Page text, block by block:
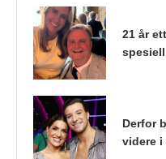
21 år
Derfor
videre i